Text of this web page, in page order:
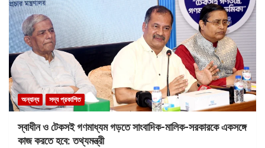
অন্যান্য সদ্য প্রকাশিত
স্বাধীন ও টেকসই গণমাধ্যম গড়তে সাংবাদিক-মালিক-সরকারকে একসঙ্গে
কাজ করতে হবে: তথ্যমন্ত্রী